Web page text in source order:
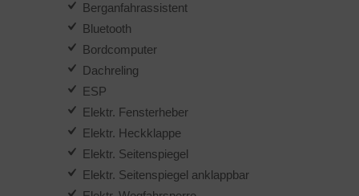
Berganfahrassistent
Bluetooth
Bordcomputer
Dachreling
ESP
Elektr. Fensterheber
Elektr. Heckklappe
Elektr. Seitenspiegel
Elektr. Seitenspiegel anklappbar